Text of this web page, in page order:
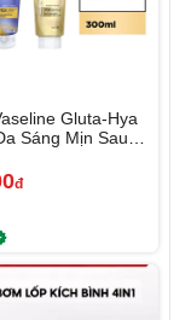
Gluta-Hya
Sáng Mịn Sau 7
đ